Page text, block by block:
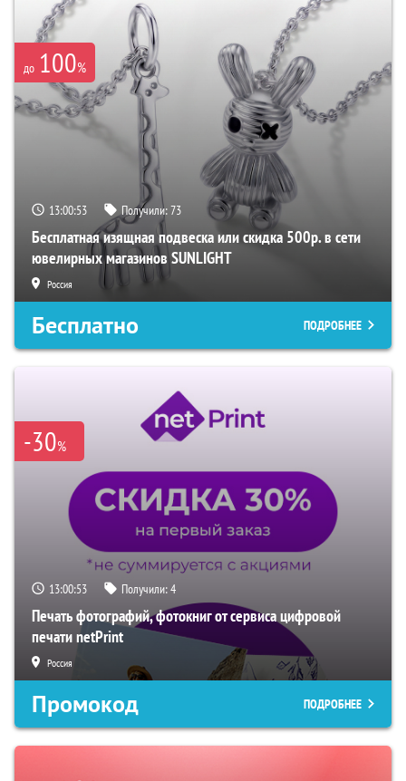
до 100%
13:00:52 Получили:73
Бесплатная изящная подвеска или скидка 500р. в сети
ювелирных магазинов SUNLIGHT
Россия
Бесплатно ПОДРОБНЕЕ
-30%
13:00:52 Получили:4
Печать фотографий, фотокниг от сервиса цифровой
печати netPrint
Россия
Промокод ПОДРОБНЕЕ